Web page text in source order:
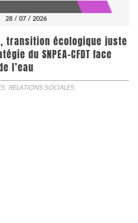
28 / 07 / 2026
transition écologique juste
du SNPEA-CFDT face
l’eau
RELATIONS SOCIALES